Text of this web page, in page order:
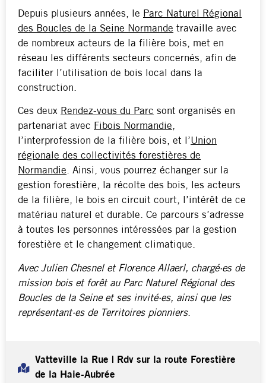
Depuis plusieurs années, le Parc Naturel Régional
des Boucles de la Seine Normande travaille avec
de nombreux acteurs de la filière bois, met en
réseau les différents secteurs concernés, afin de
faciliter l’utilisation de bois local dans la
construction.
Ces deux Rendez-vous du Parc sont organisés en
partenariat avec Fibois Normandie,
l’interprofession de la filière bois, et l’Union
régionale des collectivités forestières de
Normandie. Ainsi, vous pourrez échanger sur la
gestion forestière, la récolte des bois, les acteurs
de la filière, le bois en circuit court, l’intérêt de ce
matériau naturel et durable. Ce parcours s’adresse
à toutes les personnes intéressées par la gestion
forestière et le changement climatique.
Avec Julien Chesnel et Florence Allaerl, chargé·es de
mission bois et forêt au Parc Naturel Régional des
Boucles de la Seine et ses invité·es, ainsi que les
représentant·es de Territoires pionniers.
Vatteville la Rue | Rdv sur la route Forestière
de la Haie-Aubrée